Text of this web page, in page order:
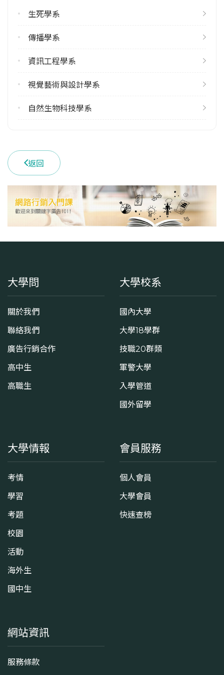
雙聯學制人數
1
學系電話
生死學系
傳播學系
資訊工程學系
視覺藝術與設計學系
自然生物科技學系
返回
大學問
關於我們
聯絡我們
廣告行銷合作
高中生
高職生
大學校系
國內大學
大學18學群
技職20群類
軍警大學
入學管道
國外留學
大學情報
考情
學習
考題
校園
活動
海外生
國中生
會員服務
個人會員
大學會員
快速查榜
網站資訊
服務條款